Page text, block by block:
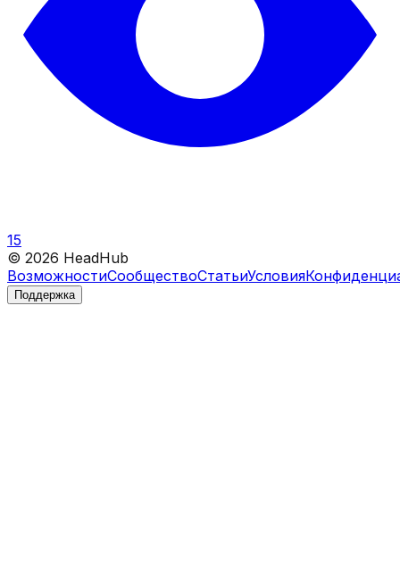
15
© 2026 HeadHub
ВозможностиСообществоСтатьиУсловия
Поддержка